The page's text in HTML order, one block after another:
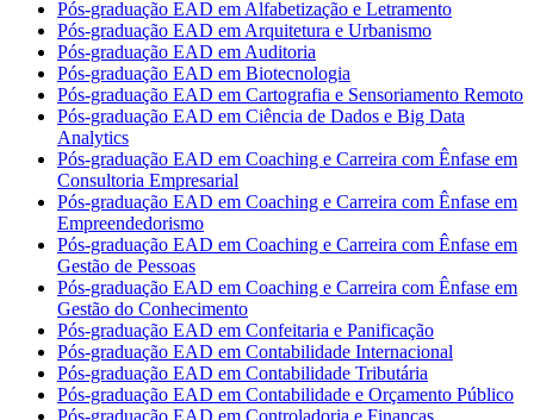
Pós-graduação EAD em Alfabetização e Letramento
Pós-graduação EAD em Arquitetura e Urbanismo
Pós-graduação EAD em Auditoria
Pós-graduação EAD em Biotecnologia
Pós-graduação EAD em Cartografia e Sensoriamento Remoto
Pós-graduação EAD em Ciência de Dados e Big Data
Analytics
Pós-graduação EAD em Coaching e Carreira com Ênfase em
Consultoria Empresarial
Pós-graduação EAD em Coaching e Carreira com Ênfase em
Empreendedorismo
Pós-graduação EAD em Coaching e Carreira com Ênfase em
Gestão de Pessoas
Pós-graduação EAD em Coaching e Carreira com Ênfase em
Gestão do Conhecimento
Pós-graduação EAD em Confeitaria e Panificação
Pós-graduação EAD em Contabilidade Internacional
Pós-graduação EAD em Contabilidade Tributária
Pós-graduação EAD em Contabilidade e Orçamento Público